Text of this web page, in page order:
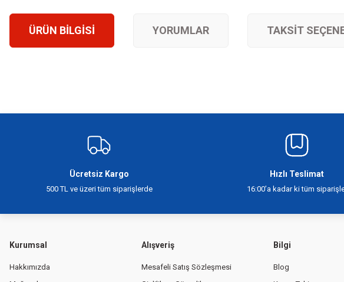
ÜRÜN BILGISI YORUMLAR TAKSIT
Ürün açıklamasında eksik bilgiler bulunuyor.
Ürün fiyatı diğer sitelerden daha pahalı.
Ücretsiz Kargo
500 TL ve üzeri tüm siparişlerde
Hızlı Teslimat
16:00’a kadar ki tüm
Kurumsal
Hakkımızda
Alışveriş
Mesafeli Satış Sözleşmesi
Bilgi
Blog